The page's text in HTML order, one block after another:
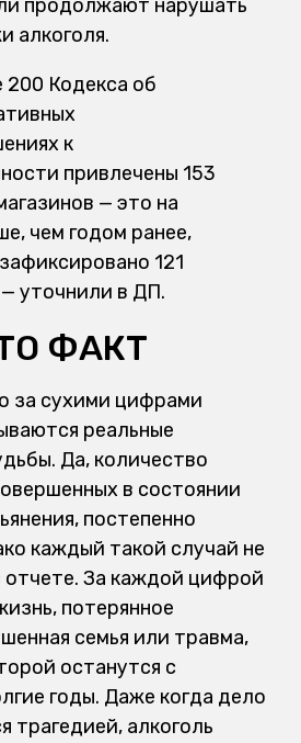
продолжают нарушать
алкоголя.
200 Кодекса об
к
привлечены 153
— это на
чем годом ранее,
121
уточнили в ДП.
ФАКТ
за сухими цифрами
реальные
Да, количество
в состоянии
постепенно
каждый такой случай не
отчете. За каждой цифрой
потерянное
семья или травма,
останутся с
годы. Даже когда дело
трагедией, алкоголь